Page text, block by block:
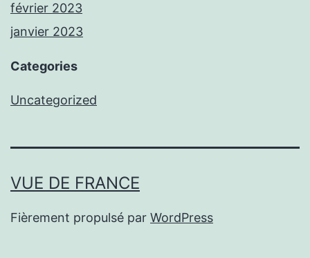
février 2023
janvier 2023
Categories
Uncategorized
VUE DE FRANCE
Fièrement propulsé par WordPress